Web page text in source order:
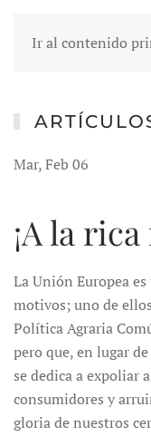
Ir al contenido
Mar, Feb 06
¡A la
La Unión Europea
motivos; uno de
Política Agraria
pero que, en lugar
se dedica a expoliar
consumidores y
gloria de nuestros